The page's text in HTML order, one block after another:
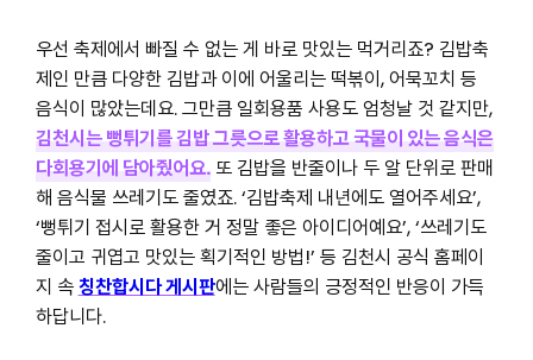
우선 축제에서 빠질 수 없는 게 바로 맛있는 먹거리죠? 김밥축
제인 만큼 다양한 김밥과 이에 어울리는 떡볶이, 어묵꼬치 등
음식이 많았는데요. 그만큼 일회용품 사용도 엄청날 것 같지만,
김천시는 뻥튀기를 김밥 그릇으로 활용하고 국물이 있는 음식은
다회용기에 담아줬어요.또 김밥을 반줄이나 두 알 단위로 판매
해 음식물 쓰레기도 줄였죠. ‘김밥축제 내년에도 열어주세요’,
‘뻥튀기 접시로 활용한 거 정말 좋은 아이디어예요’, ‘쓰레기도
줄이고 귀엽고 맛있는 획기적인 방법!’ 등 김천시 공식 홈페이
지 속칭찬합시다 게시판에는 사람들의 긍정적인 반응이 가득
하답니다.